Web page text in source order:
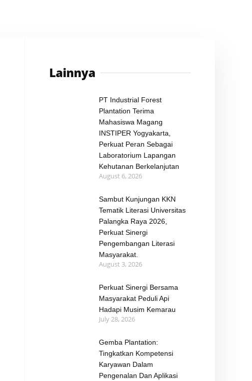
Lainnya
PT Industrial Forest
Plantation Terima
Mahasiswa Magang
INSTIPER Yogyakarta,
Perkuat Peran Sebagai
Laboratorium Lapangan
Kehutanan Berkelanjutan
August 6, 2026
Sambut Kunjungan KKN
Tematik Literasi Universitas
Palangka Raya 2026,
Perkuat Sinergi
Pengembangan Literasi
Masyarakat.
August 3, 2026
Perkuat Sinergi Bersama
Masyarakat Peduli Api
Hadapi Musim Kemarau
July 28, 2026
Gemba Plantation:
Tingkatkan Kompetensi
Karyawan Dalam
Pengenalan Dan Aplikasi